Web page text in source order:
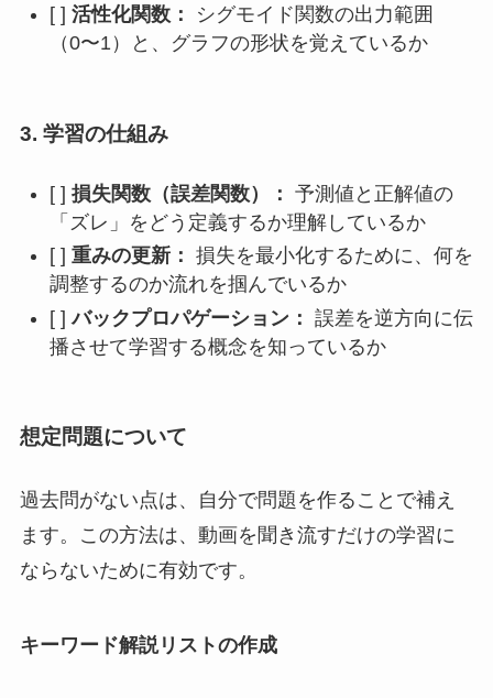
[ ] 活性化関数：
シグモイド関数の出力範囲
（0〜1）と、グラフの形状を覚えているか
3. 学習の仕組み
[ ] 損失関数（誤差関数）： 予測値と正解値の
「ズレ」をどう定義するか理解しているか
[ ] 重みの更新： 損失を最小化するために、何を
調整するのか流れを掴んでいるか
[ ]バックプロパゲーション： 誤差を逆方向に伝
播させて学習する概念を知っているか
想定問題について
過去問がない点は、自分で問題を作ることで補え
ます。この方法は、動画を聞き流すだけの学習に
ならないために有効です。
キーワード解説リストの作成